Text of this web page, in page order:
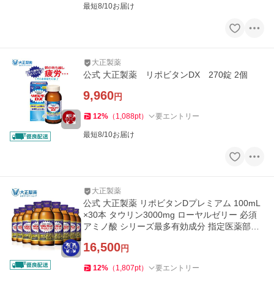
最短8/10お届け
大正製薬
公式 大正製薬 リポビタンDX 270錠 2個
9,960円
12% （ 1,088pt） 要エントリー
最短8/10お届け
大正製薬
公式 大正製薬 リポビタンDプレミアム 100mL
×30本 タウリン3000mg ローヤルゼリー 必須
アミノ酸 シリーズ最多有効成分 指定医薬部外
16,500円
12% （ 1,807pt） 要エントリー